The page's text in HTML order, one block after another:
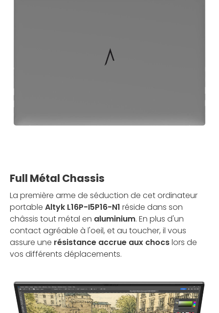
Full Métal Chassis
La première arme de séduction de cet ordinateur
portable Altyk L16P-I5P16-N1 réside dans son
châssis tout métal en aluminium. En plus d'un
contact agréable à l'oeil, et au toucher, il vous
assure une résistance accrue aux chocslors de
vos différents déplacements.